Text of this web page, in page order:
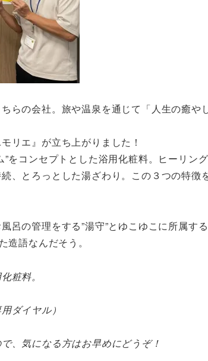
らの会社。旅や温泉を通じて「人生の癒や
リエ』が立ち上がりました！
をコンセプトとした浴用化粧料。ヒーリン
、とろっとした湯ざわり。この３つの特徴
呂の管理をする”湯守”とゆこゆこに所属す
造語なんだそう。
粧料。
ダイヤル）
、気になる方はお早めにどうぞ！